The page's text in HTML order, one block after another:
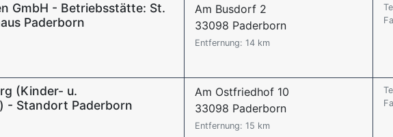
GmbH - Betriebsstätte: St.
Paderborn
Am Busdorf 2
33098 Paderborn
Entfernung: 14 km
(Kinder- u.
- Standort Paderborn
Am Ostfriedhof 10
33098 Paderborn
Entfernung: 15 km